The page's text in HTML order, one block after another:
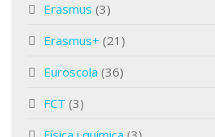
Erasmus (3)
Erasmus+ (21)
Euroscola (36)
FCT (3)